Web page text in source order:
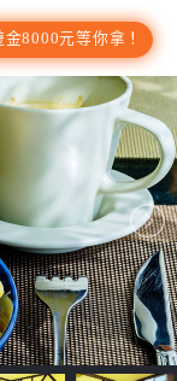
8000元等你拿！